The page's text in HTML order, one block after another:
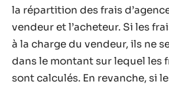
la répartition des frais
vendeur et l’acheteur. Si les
à la charge du vendeur, ils ne
dans le montant sur lequel les
sont calculés. En revanche, si